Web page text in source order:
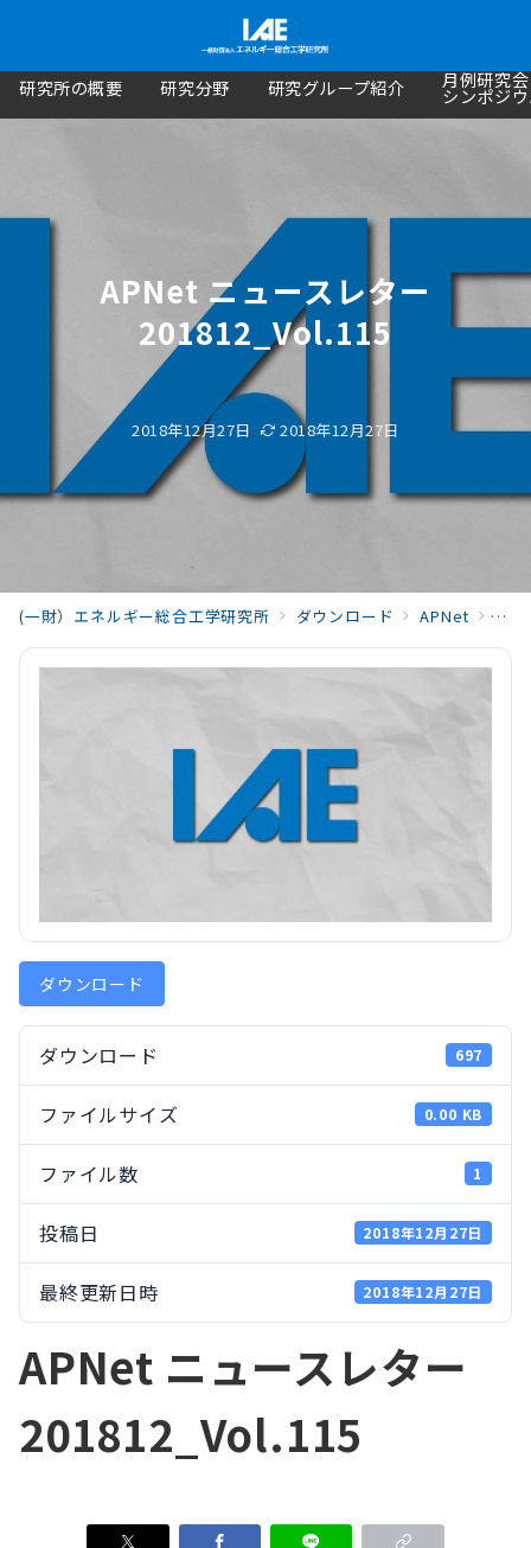
研究所の概要 研究分野 研究グループ紹介 月例研究
シンポジ
APNet ニュースレター
201812_Vol.115
2018年12月27日 2018年12月27日
(一財）エネルギー総合工学研究所 ダウンロード APNet
ダウンロード
ダウンロード 697
ファイルサイズ 0.00 KB
ファイル数 1
投稿日 2018年12月27日
最終更新日時 2018年12月27日
APNet ニュースレター
201812_Vol.115